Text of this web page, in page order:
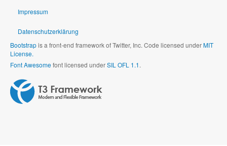
Impressum
Datenschutzerklärung
Bootstrapis a front-end framework of Twitter, Inc. Code licensed underMIT
License.
Font Awesomefont licensed underSIL OFL 1.1.